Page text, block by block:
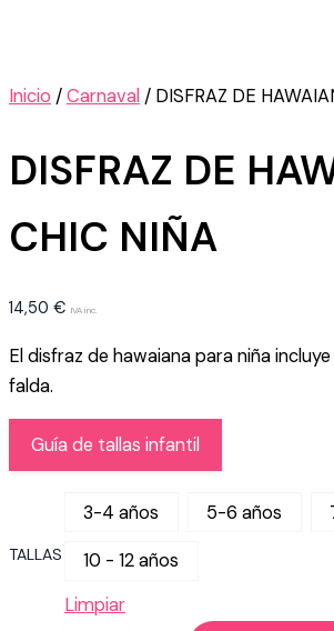
Inicio /Carnaval / DISFRAZ DE
DISFRAZ DE
CHIC NIÑA
14,50 € IVA inc.
El disfraz de hawaiana para niña
falda.
Guía de tallas infantil
TALLAS
3-4 años 5-6 años
10 - 12 años
Limpiar